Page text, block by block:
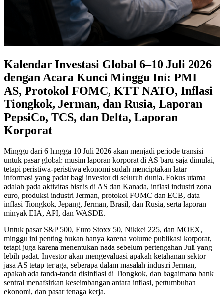
Kalendar Investasi Global 6–10 Juli 2026
dengan Acara Kunci Minggu Ini: PMI
AS, Protokol FOMC, KTT NATO, Inflasi
Tiongkok, Jerman, dan Rusia, Laporan
PepsiCo, TCS, dan Delta, Laporan
Korporat
Minggu dari 6 hingga 10 Juli 2026 akan menjadi periode transisi
untuk pasar global: musim laporan korporat di AS baru saja dimulai,
tetapi peristiwa-peristiwa ekonomi sudah menciptakan latar
informasi yang padat bagi investor di seluruh dunia. Fokus utama
adalah pada aktivitas bisnis di AS dan Kanada, inflasi industri zona
euro, produksi industri Jerman, protokol FOMC dan ECB, data
inflasi Tiongkok, Jepang, Jerman, Brasil, dan Rusia, serta laporan
minyak EIA, API, dan WASDE.
Untuk pasar S&P 500, Euro Stoxx 50, Nikkei 225, dan MOEX,
minggu ini penting bukan hanya karena volume publikasi korporat,
tetapi juga karena menentukan nada sebelum pertengahan Juli yang
lebih padat. Investor akan mengevaluasi apakah ketahanan sektor
jasa AS tetap terjaga, seberapa dalam masalah industri Jerman,
apakah ada tanda-tanda disinflasi di Tiongkok, dan bagaimana bank
sentral menafsirkan keseimbangan antara inflasi, pertumbuhan
ekonomi, dan pasar tenaga kerja.